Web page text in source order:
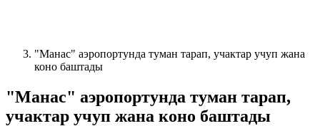
"Манас" аэропортунда туман тарап, учактар учуп жана
коно баштады
"Манас" аэропортунда туман тарап,
учактар учуп жана коно баштады